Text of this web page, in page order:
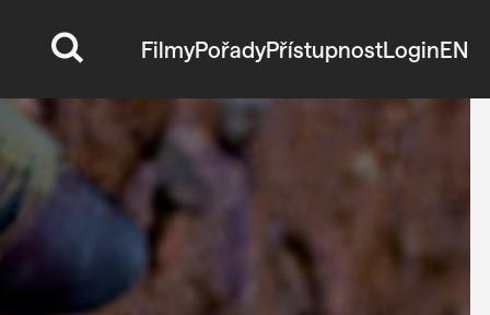
FilmyPořadyPřístupnostLoginEN